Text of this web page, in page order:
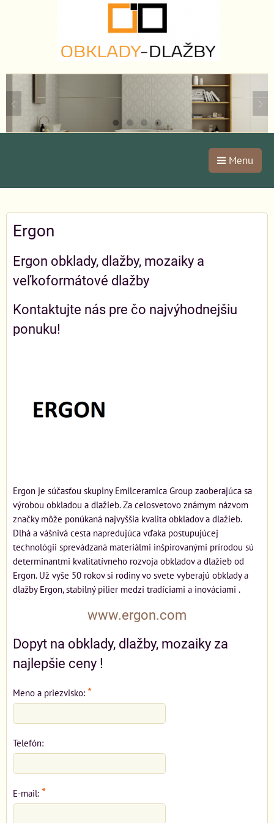
Menu
Ergon
Ergon obklady, dlažby, mozaiky a
veľkoformátové dlažby
Kontaktujte nás pre čo najvýhodnejšiu
ponuku!
Ergon je súčasťou skupiny Emilceramica Group zaoberajúca sa
výrobou obkladou a dlažieb. Za celosvetovo známym názvom
značky môže ponúkaná najvyššia kvalita obkladov a dlažieb.
Dlhá a vášnivá cesta napredujúca vďaka postupujúcej
technológii sprevádzaná materiálmi inšpirovanými prírodou sú
determinantmi kvalitatívneho rozvoja obkladov a dlažieb od
Ergon. Už vyše 50 rokov si rodiny vo svete vyberajú obklady a
dlažby Ergon, stabilný pilier medzi tradíciami a inováciami .
www.ergon.com
Dopyt na obklady, dlažby, mozaiky za
najlepšie ceny !
Meno a priezvisko: *
Telefón:
E-mail: *